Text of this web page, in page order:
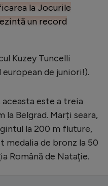
la Jocurile
un record
Kuzey Tuncelli
de juniori!).
este a treia
la Belgrad. Marți seara,
la 200 m fluture,
medalia de bronz la 50
Română de Nataţie.